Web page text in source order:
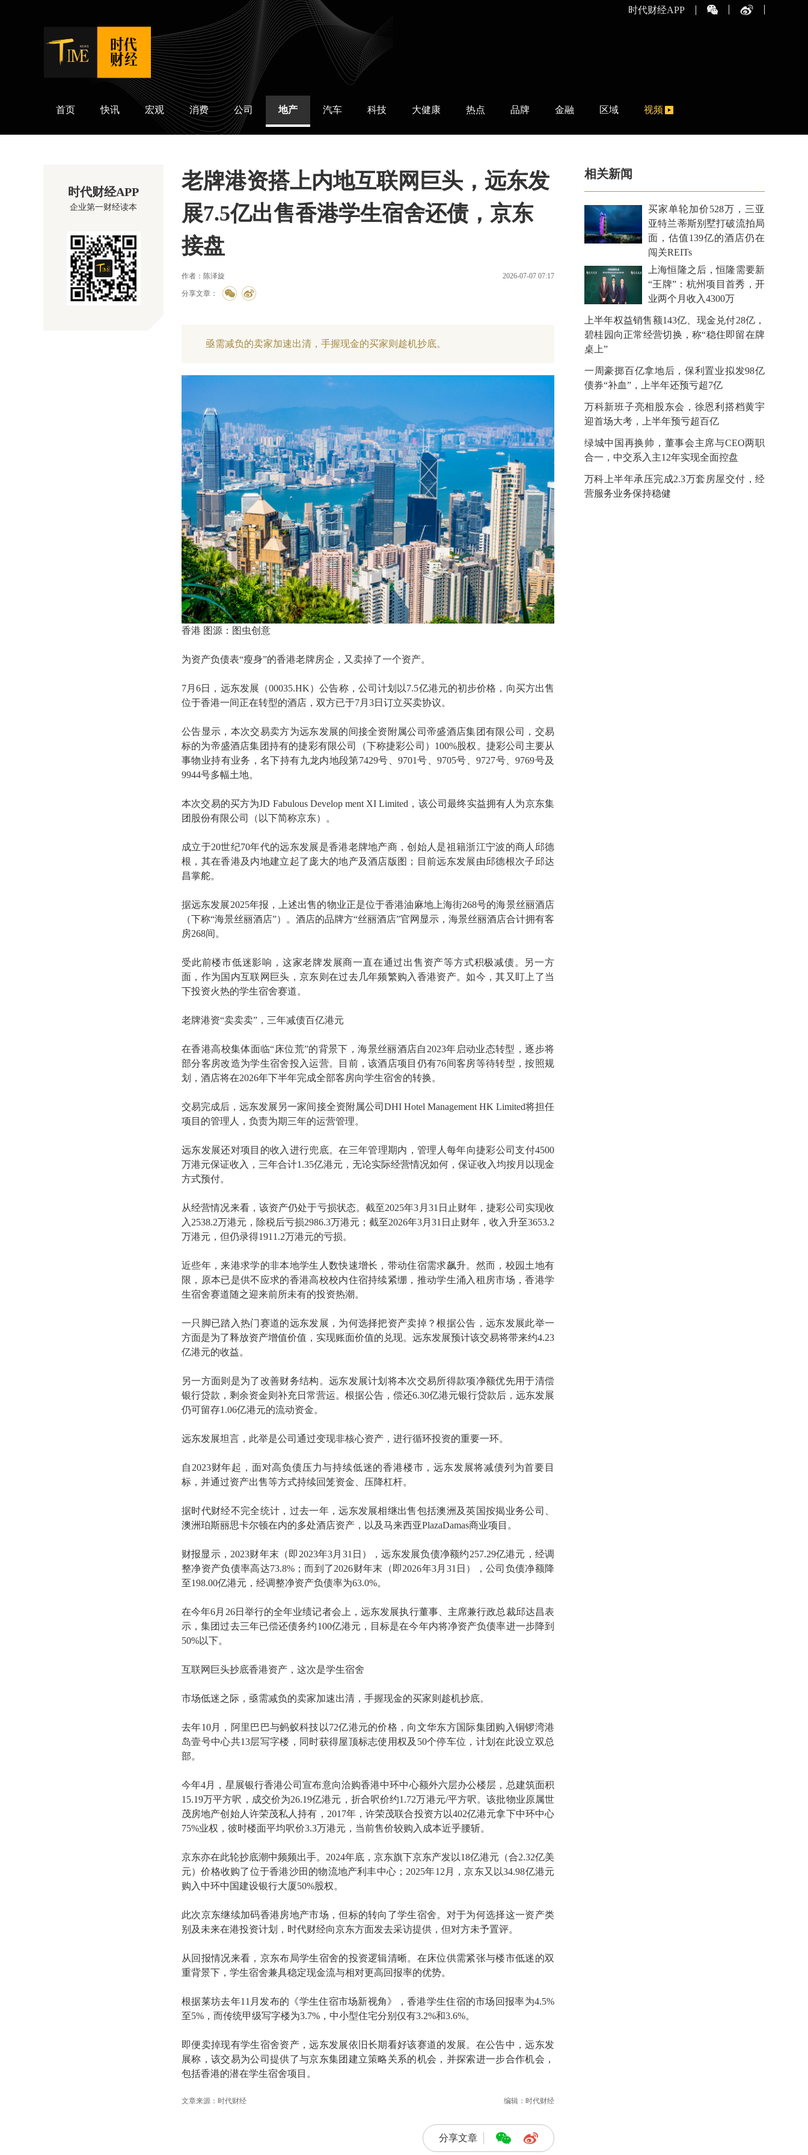
时代财经APP
时代财经
首页 快讯 宏观 消费 公司 地产 汽车 科技 大健康 热点 品牌 金融 区域 视频
时代财经APP
企业第一财经读本
老牌港资搭上内地互联网巨头，远东发
展7.5亿出售香港学生宿舍还债，京东
接盘
作者：陈泽旋 2026-07-07 07:17
分享文章：
亟需减负的卖家加速出清，手握现金的买家则趁机抄底。
香港 图源：图虫创意
为资产负债表“瘦身”的香港老牌房企，又卖掉了一个资产。
7月6日，远东发展（00035.HK）公告称，公司计划以7.5亿港元的初步价格，向买方出售
位于香港一间正在转型的酒店，双方已于7月3日订立买卖协议。
公告显示，本次交易卖方为远东发展的间接全资附属公司帝盛酒店集团有限公司，交易
标的为帝盛酒店集团持有的捷彩有限公司（下称捷彩公司）100%股权。捷彩公司主要从
事物业持有业务，名下持有九龙内地段第7429号、9701号、9705号、9727号、9769号及
9944号多幅土地。
本次交易的买方为JD Fabulous Develop ment XI Limited，该公司最终实益拥有人为京东集
团股份有限公司（以下简称京东）。
成立于20世纪70年代的远东发展是香港老牌地产商，创始人是祖籍浙江宁波的商人邱德
根，其在香港及内地建立起了庞大的地产及酒店版图；目前远东发展由邱德根次子邱达
昌掌舵。
据远东发展2025年报，上述出售的物业正是位于香港油麻地上海街268号的海景丝丽酒店
（下称“海景丝丽酒店”）。酒店的品牌方“丝丽酒店”官网显示，海景丝丽酒店合计拥有客
房268间。
受此前楼市低迷影响，这家老牌发展商一直在通过出售资产等方式积极减债。另一方
面，作为国内互联网巨头，京东则在过去几年频繁购入香港资产。如今，其又盯上了当
下投资火热的学生宿舍赛道。
老牌港资“卖卖卖”，三年减债百亿港元
在香港高校集体面临“床位荒”的背景下，海景丝丽酒店自2023年启动业态转型，逐步将
部分客房改造为学生宿舍投入运营。目前，该酒店项目仍有76间客房等待转型，按照规
划，酒店将在2026年下半年完成全部客房向学生宿舍的转换。
交易完成后，远东发展另一家间接全资附属公司DHI Hotel Management HK Limited将担任
项目的管理人，负责为期三年的运营管理。
远东发展还对项目的收入进行兜底。在三年管理期内，管理人每年向捷彩公司支付4500
万港元保证收入，三年合计1.35亿港元，无论实际经营情况如何，保证收入均按月以现金
方式预付。
从经营情况来看，该资产仍处于亏损状态。截至2025年3月31日止财年，捷彩公司实现收
入2538.2万港元，除税后亏损2986.3万港元；截至2026年3月31日止财年，收入升至3653.2
万港元，但仍录得1911.2万港元的亏损。
近些年，来港求学的非本地学生人数快速增长，带动住宿需求飙升。然而，校园土地有
限，原本已是供不应求的香港高校校内住宿持续紧绷，推动学生涌入租房市场，香港学
生宿舍赛道随之迎来前所未有的投资热潮。
一只脚已踏入热门赛道的远东发展，为何选择把资产卖掉？根据公告，远东发展此举一
方面是为了释放资产增值价值，实现账面价值的兑现。远东发展预计该交易将带来约4.23
亿港元的收益。
另一方面则是为了改善财务结构。远东发展计划将本次交易所得款项净额优先用于清偿
银行贷款，剩余资金则补充日常营运。根据公告，偿还6.30亿港元银行贷款后，远东发展
仍可留存1.06亿港元的流动资金。
远东发展坦言，此举是公司通过变现非核心资产，进行循环投资的重要一环。
自2023财年起，面对高负债压力与持续低迷的香港楼市，远东发展将减债列为首要目
标，并通过资产出售等方式持续回笼资金、压降杠杆。
据时代财经不完全统计，过去一年，远东发展相继出售包括澳洲及英国按揭业务公司、
澳洲珀斯丽思卡尔顿在内的多处酒店资产，以及马来西亚PlazaDamas商业项目。
财报显示，2023财年末（即2023年3月31日），远东发展负债净额约257.29亿港元，经调
整净资产负债率高达73.8%；而到了2026财年末（即2026年3月31日），公司负债净额降
至198.00亿港元，经调整净资产负债率为63.0%。
在今年6月26日举行的全年业绩记者会上，远东发展执行董事、主席兼行政总裁邱达昌表
示，集团过去三年已偿还债务约100亿港元，目标是在今年内将净资产负债率进一步降到
50%以下。
互联网巨头抄底香港资产，这次是学生宿舍
市场低迷之际，亟需减负的卖家加速出清，手握现金的买家则趁机抄底。
去年10月，阿里巴巴与蚂蚁科技以72亿港元的价格，向文华东方国际集团购入铜锣湾港
岛壹号中心共13层写字楼，同时获得屋顶标志使用权及50个停车位，计划在此设立双总
部。
今年4月，星展银行香港公司宣布意向洽购香港中环中心额外六层办公楼层，总建筑面积
15.19万平方呎，成交价为26.19亿港元，折合呎价约1.72万港元/平方呎。该批物业原属世
茂房地产创始人许荣茂私人持有，2017年，许荣茂联合投资方以402亿港元拿下中环中心
75%业权，彼时楼面平均呎价3.3万港元，当前售价较购入成本近乎腰斩。
京东亦在此轮抄底潮中频频出手。2024年底，京东旗下京东产发以18亿港元（合2.32亿美
元）价格收购了位于香港沙田的物流地产利丰中心；2025年12月，京东又以34.98亿港元
购入中环中国建设银行大厦50%股权。
此次京东继续加码香港房地产市场，但标的转向了学生宿舍。对于为何选择这一资产类
别及未来在港投资计划，时代财经向京东方面发去采访提供，但对方未予置评。
从回报情况来看，京东布局学生宿舍的投资逻辑清晰。在床位供需紧张与楼市低迷的双
重背景下，学生宿舍兼具稳定现金流与相对更高回报率的优势。
根据莱坊去年11月发布的《学生住宿市场新视角》，香港学生住宿的市场回报率为4.5%
至5%，而传统甲级写字楼为3.7%，中小型住宅分别仅有3.2%和3.6%。
即便卖掉现有学生宿舍资产，远东发展依旧长期看好该赛道的发展。在公告中，远东发
展称，该交易为公司提供了与京东集团建立策略关系的机会，并探索进一步合作机会，
包括香港的潜在学生宿舍项目。
文章来源：时代财经 编辑：时代财经
分享文章
相关新闻
买家单轮加价528万，三亚
亚特兰蒂斯别墅打破流拍局
面，估值139亿的酒店仍在
闯关REITs
上海恒隆之后，恒隆需要新
“王牌”：杭州项目首秀，开
业两个月收入4300万
上半年权益销售额143亿、现金兑付28亿，
碧桂园向正常经营切换，称“稳住即留在牌
桌上”
一周豪掷百亿拿地后，保利置业拟发98亿
债券“补血”，上半年还预亏超7亿
万科新班子亮相股东会，徐恩利搭档黄宇
迎首场大考，上半年预亏超百亿
绿城中国再换帅，董事会主席与CEO两职
合一，中交系入主12年实现全面控盘
万科上半年承压完成2.3万套房屋交付，经
营服务业务保持稳健